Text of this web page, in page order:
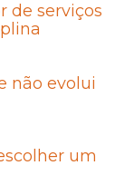
de serviços
não evolui
um